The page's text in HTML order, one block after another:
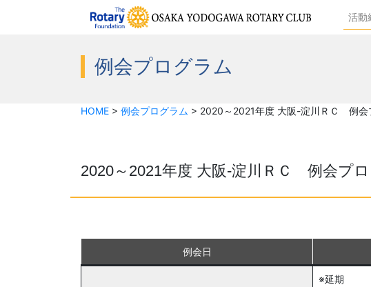
活動
例会プログラム
HOME > 例会プログラム > 2020～2021年度 大阪-淀川ＲＣ 例会
2020～2021年度 大阪-淀川ＲＣ 例会プロ
例会日
※延期